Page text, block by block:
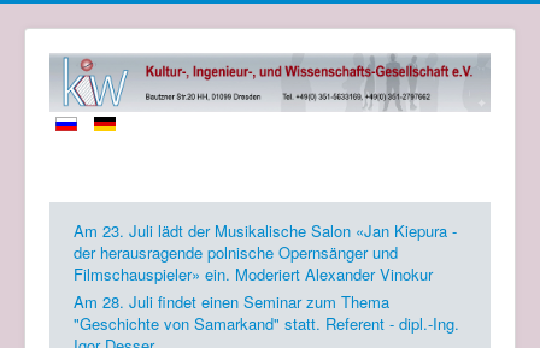
Am 23. Juli lädt der Musikalische Salon «Jan Kiepura -
der herausragende polnische Opernsänger und
Filmschauspieler» ein. Moderiert Alexander Vinokur
Am 28. Juli findet einen Seminar zum Thema
"Geschichte von Samarkand" statt. Referent - dipl.-Ing.